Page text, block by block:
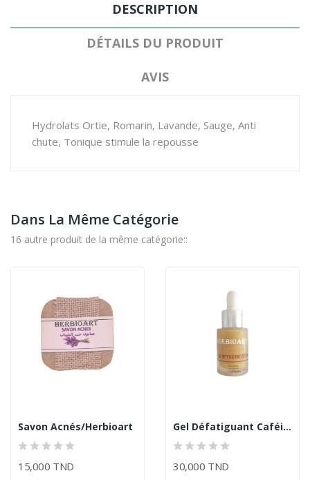
DESCRIPTION
DÉTAILS DU PRODUIT
AVIS
Hydrolats Ortie, Romarin, Lavande, Sauge, Anti
chute, Tonique stimule la repousse
Dans La Même Catégorie
16 autre produit de la même catégorie::
Savon Acnés/Herbioart
15,000 TND
Gel Défatiguant Caféine/Herbioart
30,000 TND